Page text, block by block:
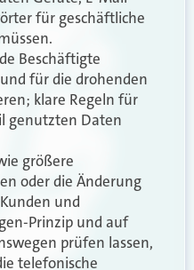
für geschäftliche
Beschäftigte
für die drohenden
klare Regeln für
genutzten Daten
größere
oder die Änderung
und
Prinzip und auf
prüfen lassen,
telefonische